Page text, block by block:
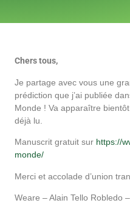
Chers tous,
Je partage avec vous une
prédiction que j’ai publiée
Monde ! Va apparaître
déjà lu.
Manuscrit gratuit sur https://
monde/
Merci et accolade d’union
Weare – Alain Tello Robledo